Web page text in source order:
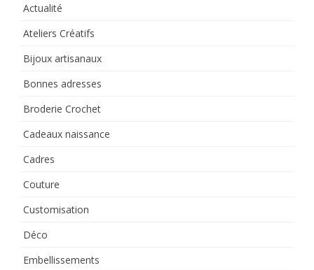
Actualité
Ateliers Créatifs
Bijoux artisanaux
Bonnes adresses
Broderie Crochet
Cadeaux naissance
Cadres
Couture
Customisation
Déco
Embellissements